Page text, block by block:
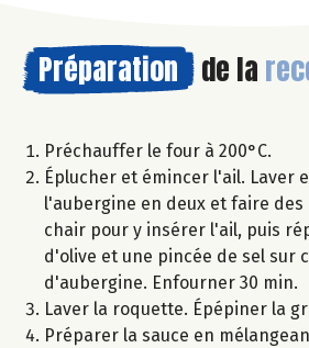
Préparation de la
Préchauffer le four à 200°C.
Éplucher et émincer l'ail. Laver
l'aubergine en deux et faire des
chair pour y insérer l'ail, puis
d'olive et une pincée de sel sur
d'aubergine. Enfourner 30 min.
Laver la roquette. Épépiner la
Préparer la sauce en